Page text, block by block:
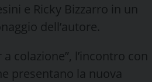
e Ricky Bizzarro in un
dell’autore.
colazione”, l’incontro con
presentano la nuova